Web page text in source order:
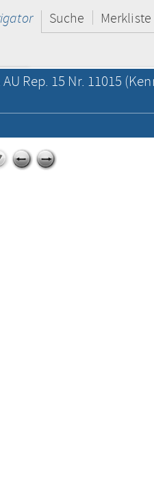
Suche Merkliste
Rep. 15 Nr. 11015